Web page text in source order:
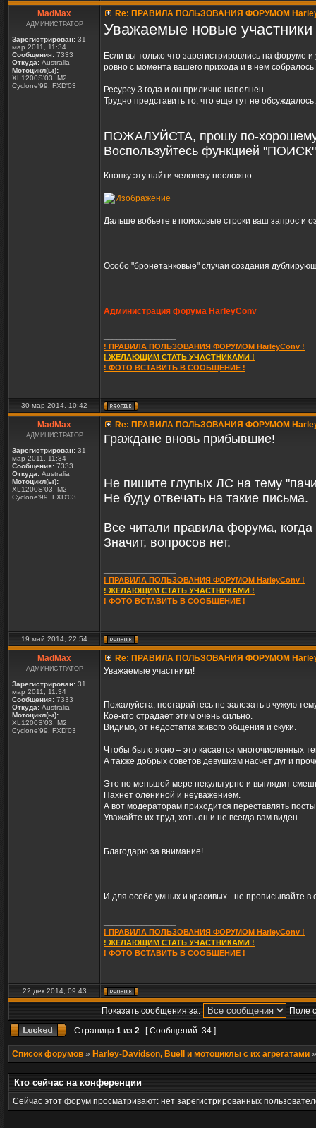
MadMax
АДМИНИСТРАТОР
Зарегистрирован: 31
мар 2011, 11:34
Сообщения: 7333
Откуда: Australia
Мотоцикл(ы):
XL1200S'03, M2
Cyclone'99, FXD'03
Re: ПРАВИЛА ПОЛЬЗОВАНИЯ ФОРУМОМ
Уважаемые новые
Если вы только что зарегистрировлись на форуме
ровно с момента вашего прихода и в нем собралось
Ресурсу 3 года и он прилично наполнен.
Трудно представить то, что еще тут не обсуждалось.
ПОЖАЛУЙСТА, прошу по-
Воспользуйтесь функцией
Кнопку эту найти человеку несложно.
Дальше вобьете в поисковые строки ваш запрос и
Особо "бронетанковые" случаи создания
Администрация форума HarleyConv
! ПРАВИЛА ПОЛЬЗОВАНИЯ ФОРУМОМ HarleyConv !
! ЖЕЛАЮЩИМ СТАТЬ УЧАСТНИКАМИ !
! ФОТО ВСТАВИТЬ В СООБЩЕНИЕ !
30 мар 2014, 10:42
MadMax
АДМИНИСТРАТОР
Зарегистрирован: 31
мар 2011, 11:34
Сообщения: 7333
Откуда: Australia
Мотоцикл(ы):
XL1200S'03, M2
Cyclone'99, FXD'03
Re: ПРАВИЛА ПОЛЬЗОВАНИЯ ФОРУМОМ
Граждане вновь прибывшие!
Не пишите глупых ЛС на тему
Не буду отвечать на такие письма.
Все читали правила форума,
Значит, вопросов нет.
! ПРАВИЛА ПОЛЬЗОВАНИЯ ФОРУМОМ HarleyConv !
! ЖЕЛАЮЩИМ СТАТЬ УЧАСТНИКАМИ !
! ФОТО ВСТАВИТЬ В СООБЩЕНИЕ !
19 май 2014, 22:54
MadMax
АДМИНИСТРАТОР
Зарегистрирован: 31
мар 2011, 11:34
Сообщения: 7333
Откуда: Australia
Мотоцикл(ы):
XL1200S'03, M2
Cyclone'99, FXD'03
Re: ПРАВИЛА ПОЛЬЗОВАНИЯ ФОРУМОМ
Уважаемые участники!
Пожалуйста, постарайтесь не залезать в чужую
Кое-кто страдает этим очень сильно.
Видимо, от недостатка живого общения и скуки.
Чтобы было ясно – это касается многочисленных
А также добрых советов девушкам насчет дуг и
Это по меньшей мере некультурно и выглядит
Пахнет олениной и неуважением.
А вот модераторам приходится переставлять
Уважайте их труд, хоть он и не всегда вам виден.
Благодарю за внимание!
И для особо умных и красивых - не прописывайте в
! ПРАВИЛА ПОЛЬЗОВАНИЯ ФОРУМОМ HarleyConv !
! ЖЕЛАЮЩИМ СТАТЬ УЧАСТНИКАМИ !
! ФОТО ВСТАВИТЬ В СООБЩЕНИЕ !
22 дек 2014, 09:43
Показать сообщения за:
Поле
Страница 1 из 2 [ Сообщений: 34 ]
Список форумов » Harley-Davidson, Buell и мотоциклы с их агрегатами
Кто сейчас на конференции
Сейчас этот форум просматривают: нет зарегистрированных